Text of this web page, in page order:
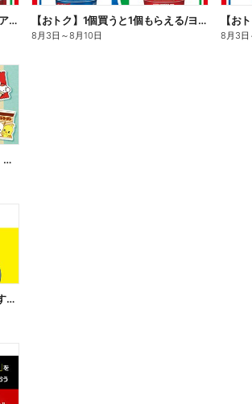
【おトク】1個買うと1個もらえる/アイス 【おトク】1個買うと1個もらえる/ヨーグルト
8月3日 ～8月10日
【お
8月3日
【サンリオ×メーカーマスコット】オリジナルグッズ貰える!
【おトク】大谷選手ファミマおむすび割